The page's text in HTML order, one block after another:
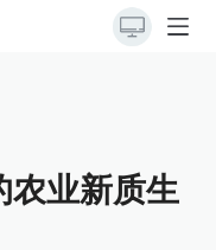
农业新质生